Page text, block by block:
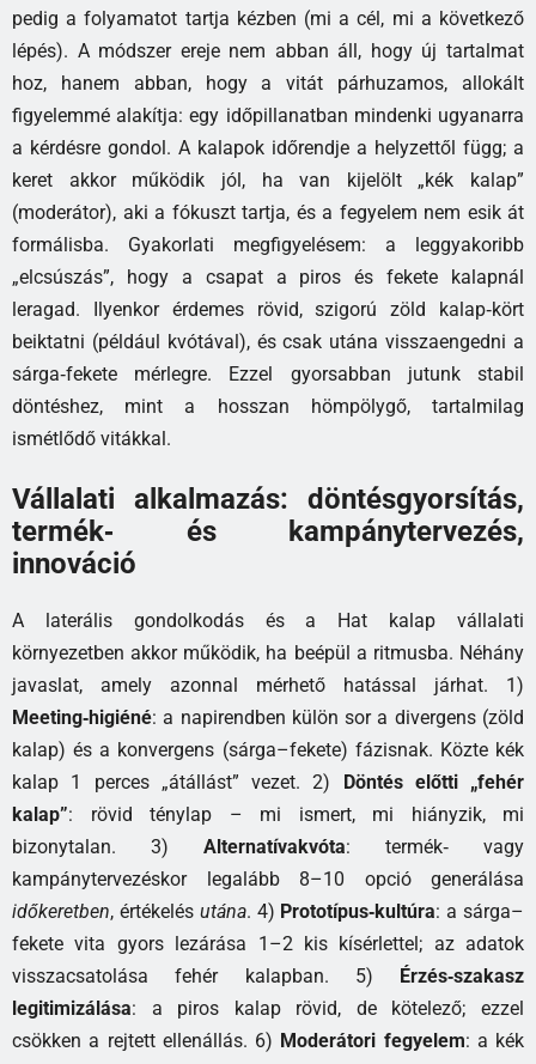
pedig a folyamatot tartja kézben (mi a cél, mi a következő
lépés). A módszer ereje nem abban áll, hogy új tartalmat
hoz, hanem abban, hogy a vitát párhuzamos, allokált
figyelemmé alakítja: egy időpillanatban mindenki ugyanarra
a kérdésre gondol. A kalapok időrendje a helyzettől függ; a
keret akkor működik jól, ha van kijelölt „kék kalap”
(moderátor), aki a fókuszt tartja, és a fegyelem nem esik át
formálisba. Gyakorlati megfigyelésem: a leggyakoribb
„elcsúszás”, hogy a csapat a piros és fekete kalapnál
leragad. Ilyenkor érdemes rövid, szigorú zöld kalap‑kört
beiktatni (például kvótával), és csak utána visszaengedni a
sárga‑fekete mérlegre. Ezzel gyorsabban jutunk stabil
döntéshez, mint a hosszan hömpölygő, tartalmilag
ismétlődő vitákkal.
Vállalati alkalmazás: döntésgyorsítás,
termék‑ és kampánytervezés,
innováció
A laterális gondolkodás és a Hat kalap vállalati
környezetben akkor működik, ha beépül a ritmusba. Néhány
javaslat, amely azonnal mérhető hatással járhat. 1)
Meeting‑higiéné: a napirendben külön sor a divergens (zöld
kalap) és a konvergens (sárga–fekete) fázisnak. Közte kék
kalap 1 perces „átállást” vezet. 2)
Döntés előtti „fehér
kalap”: rövid ténylap – mi ismert, mi hiányzik, mi
bizonytalan. 3) Alternatívakvóta: termék‑ vagy
kampánytervezéskor legalább 8–10 opció generálása
időkeretben, értékelés utána. 4) Prototípus‑kultúra: a sárga–
fekete vita gyors lezárása 1–2 kis kísérlettel; az adatok
visszacsatolása fehér kalapban. 5)
Érzés‑szakasz
legitimizálása: a piros kalap rövid, de kötelező; ezzel
csökken a rejtett ellenállás. 6) Moderátori fegyelem: a kék